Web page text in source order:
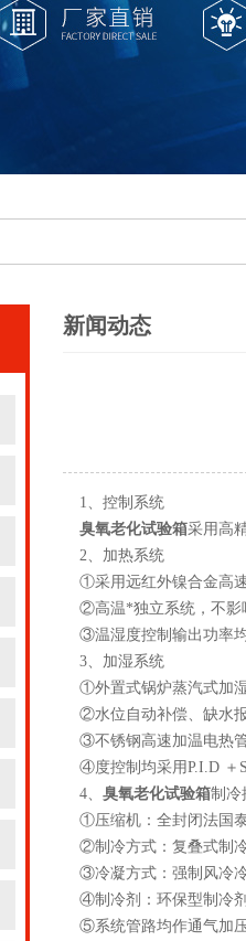
新闻动态
1、控制系统
臭氧老化试验箱采用高
2、加热系统
①采用远红外镍合金高
②高温*独立系统，不影
③温湿度控制输出功率
3、加湿系统
①外置式锅炉蒸汽式加
②水位自动补偿、缺水
③不锈钢高速加温电热
④度控制均采用P.I.D ＋
4、 臭氧老化试验箱制冷
①压缩机：全封闭法国
②制冷方式：复叠式制
③冷凝方式：强制风冷
④制冷剂：环保型制冷
⑤系统管路均作通气加